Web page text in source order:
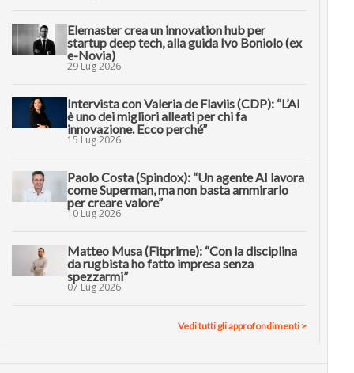
Elemaster crea un innovation hub per
startup deep tech, alla guida Ivo Boniolo (ex
e-Novia)
29 Lug 2026
Intervista con Valeria de Flaviis (CDP): “L’AI
è uno dei migliori alleati per chi fa
innovazione. Ecco perché”
15 Lug 2026
Paolo Costa (Spindox): “Un agente AI lavora
come Superman, ma non basta ammirarlo
per creare valore”
10 Lug 2026
Matteo Musa (Fitprime): “Con la disciplina
da rugbista ho fatto impresa senza
spezzarmi”
07 Lug 2026
Vedi tutti gli approfondimenti >